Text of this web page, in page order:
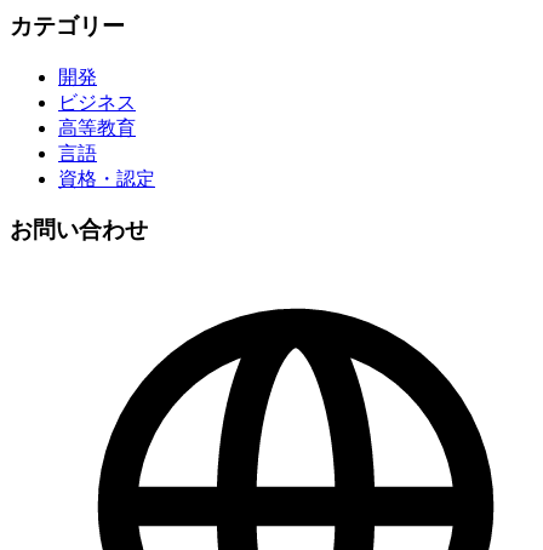
カテゴリー
開発
ビジネス
高等教育
言語
資格・認定
お問い合わせ